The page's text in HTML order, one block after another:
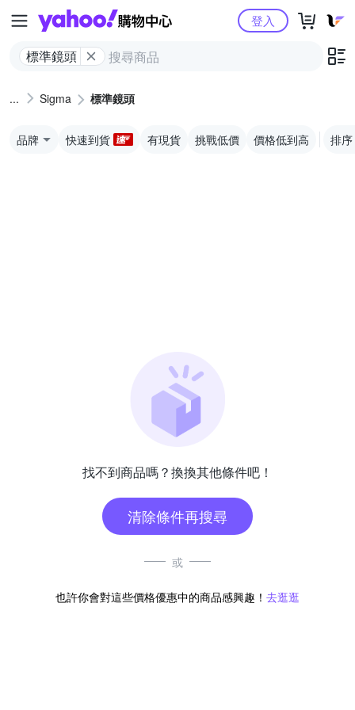
Yahoo購物中心
標準鏡頭
登入
Sigma 標準鏡頭
品牌 快速到貨 有現貨 挑戰低價 價格低到高 排序
找不到商品嗎？換換其他條件吧！
清除條件再搜尋
或
也許你會對這些價格優惠中的商品感興趣！ 去逛逛